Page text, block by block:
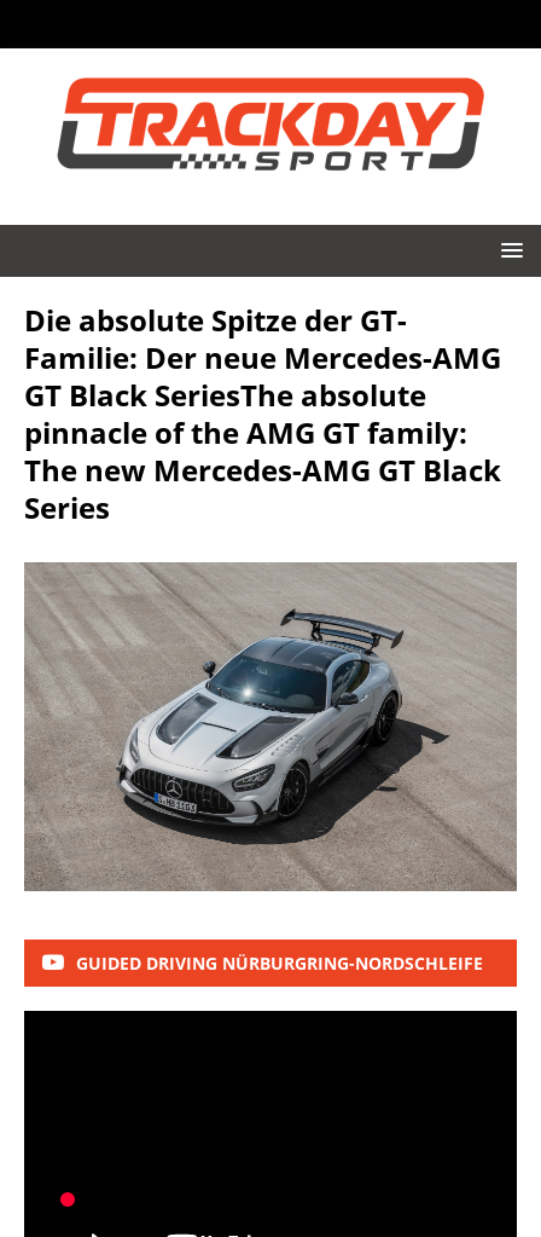
Die absolute Spitze der GT-
Familie: Der neue Mercedes-AMG
GT Black SeriesThe absolute
pinnacle of the AMG GT family:
The new Mercedes-AMG GT Black
Series
GUIDED DRIVING NÜRBURGRING-NORDSCHLEIFE